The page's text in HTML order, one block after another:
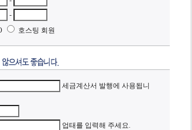
-
호스팅 회원
세금계산서 발행에 사용됩니
업태를 입력해 주세요.